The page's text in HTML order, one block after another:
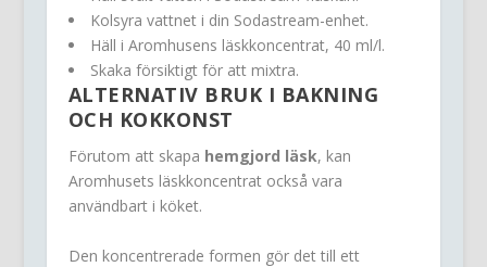
Kolsyra vattnet i din Sodastream-enhet.
Häll i Aromhusens läskkoncentrat, 40 ml/l.
Skaka försiktigt för att mixtra.
ALTERNATIV BRUK I BAKNING
OCH KOKKONST
Förutom att skapa hemgjord läsk, kan
Aromhusets läskkoncentrat också vara
användbart i köket.
Den koncentrerade formen gör det till ett